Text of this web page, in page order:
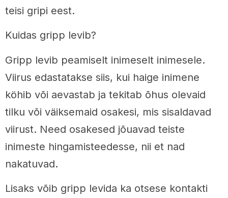
teisi gripi eest.
Kuidas gripp levib?
Gripp levib peamiselt inimeselt inimesele.
Viirus edastatakse siis, kui haige inimene
köhib või aevastab ja tekitab õhus olevaid
tilku või väiksemaid osakesi, mis sisaldavad
viirust. Need osakesed jõuavad teiste
inimeste hingamisteedesse, nii et nad
nakatuvad.
Lisaks võib gripp levida ka otsese kontakti